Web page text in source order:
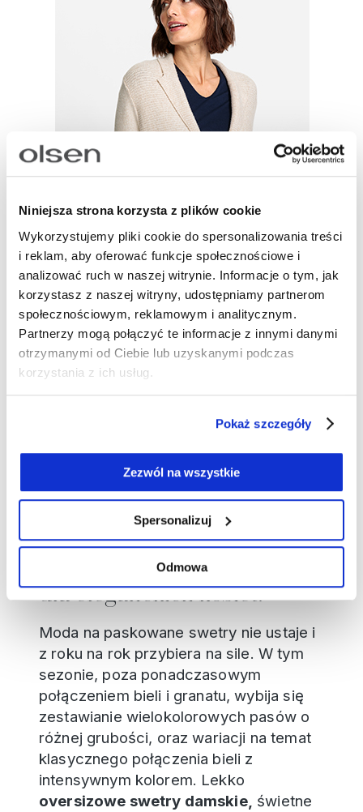
Niniejsza strona korzysta z plików cookie
Wykorzystujemy pliki cookie do spersonalizowania treści
i reklam, aby oferować funkcje społecznościowe i
analizować ruch w naszej witrynie. Informacje o tym, jak
korzystasz z naszej witryny, udostępniamy partnerom
społecznościowym, reklamowym i analitycznym.
Partnerzy mogą połączyć te informacje z innymi danymi
otrzymanymi od Ciebie lub uzyskanymi podczas
korzystania z ich usług.
Pokaż szczegóły
Zezwól na wszystkie
Spersonalizuj
Odmowa
Oversizowe Swetry w paski
dla eleganckich kobiet.
Moda na paskowane swetry nie ustaje i
z roku na rok przybiera na sile. W tym
sezonie, poza ponadczasowym
połączeniem bieli i granatu, wybija się
zestawianie wielokolorowych pasów o
różnej grubości, oraz wariacji na temat
klasycznego połączenia bieli z
intensywnym kolorem. Lekko
oversizowe swetry damskie, świetne